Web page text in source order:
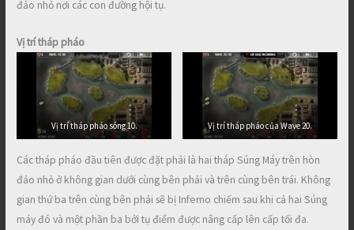
đảo nhỏ nơi các con đường hội tụ.
Vị trí tháp pháo
Vị trí tháp pháo sóng 10. Vị trí tháp pháo của Wave 20.
Các tháp pháo đầu tiên được đặt phải là hai tháp Súng Máy trên hòn
đảo nhỏ ở không gian dưới cùng bên phải và trên cùng bên trái. Không
gian thứ ba trên cùng bên phải sẽ bị Inferno chiếm sau khi cả hai Súng
máy đó và một phần ba bởi tụ điểm được nâng cấp lên cấp tối đa.